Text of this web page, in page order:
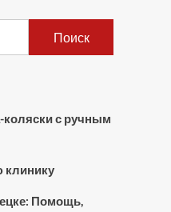
Поиск
коляски с ручным
клинику
Помощь,